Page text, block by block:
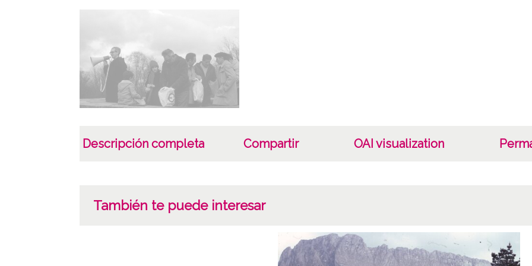
CC
Descripción completa Compartir OAI visualization
También te puede interesar